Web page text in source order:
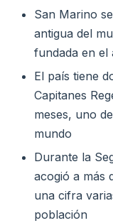
San Marino
antigua del
fundada en el
El país tiene
Capitanes
meses, uno
mundo
Durante la
acogió a más
una cifra
población